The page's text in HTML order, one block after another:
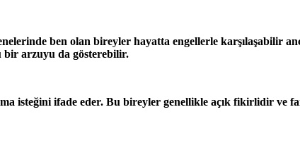
ben olan bireyler hayatta engellerle karşılaşabilir
arzuyu da gösterebilir.
isteğini ifade eder. Bu bireyler genellikle açık fikirlidir ve